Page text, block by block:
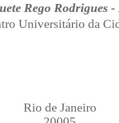
Rego Rodrigues -
Universitário da
Rio de Janeiro